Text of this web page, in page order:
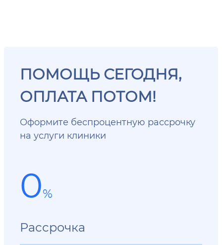
ПОМОЩЬ СЕГОДНЯ,
ОПЛАТА ПОТОМ!
Оформите беспроцентную рассрочку
на услуги клиники
0%
Рассрочка